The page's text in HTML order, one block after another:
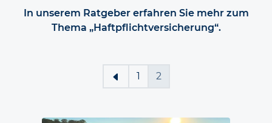
In unserem Ratgeber erfahren Sie mehr zum
Thema „Haftpflichtversicherung“.
1 2